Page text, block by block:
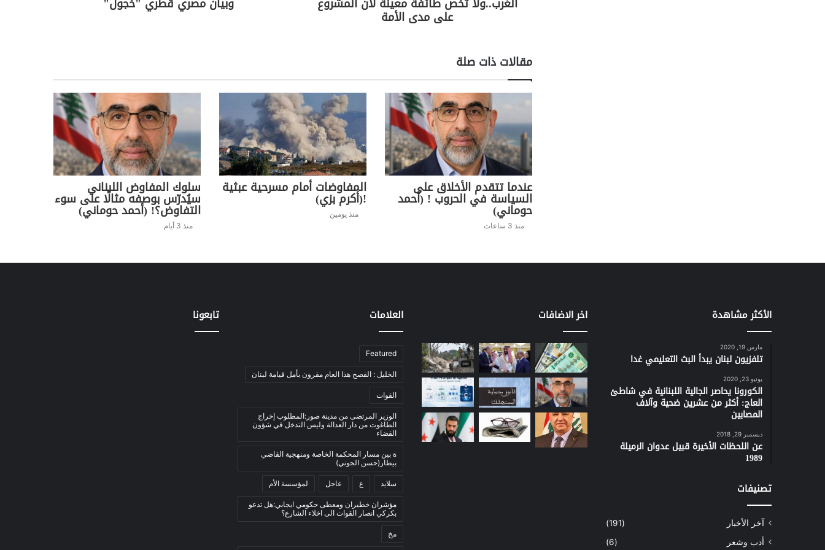
على مدى الأمة
مقالات ذات صلة
عندما تتقدم الأخلاق على
السياسة في الحروب ! (أحمد
حوماني)
منذ 3 ساعات
المفاوضات أمام مسرحية عبثية
!(أكرم بزي)
منذ يومين
سلوك المفاوض اللبناني
سيُدرّس بوصفه مثالًا على سوء
التفاوض؟! (أحمد حوماني)
منذ 3 أيام
الأكثر مشاهدة
مارس 19, 2020
تلفزيون لبنان يبدأ البث التعليمي غدا
يونيو 23, 2020
الكورونا يحاصر الجالية اللبنانية في شاطئ
العاج: أكثر من عشرين ضحية وآلاف
المصابين
ديسمبر 29, 2018
عن اللحظات الأخيرة قبيل عدوان الرميلة
1989
تصنيفات
آخر الأخبار
(191)
أدب وشعر
(6)
اخر الاضافات العلامات
Featured
الخليل : الفصح هذا العام مقرون بأمل قيامة لبنان
القوات
الوزير المرتضى من مدينة صور:المطلوب إخراج
الطاغوت من دار العدالة وليس التدخل في شؤون
القضاء
ة بين مسار المحكمة الخاصة ومنهجية القاضي
بيطار(حسن الجوني)
سلايد ع عاجل لمؤسسة الأم
مؤشران خطيران ومعطى حكومي ايجابي:هل تدعو
بكركي انصار القوات الى اخلاء الشارع؟
مخ
تابعونا